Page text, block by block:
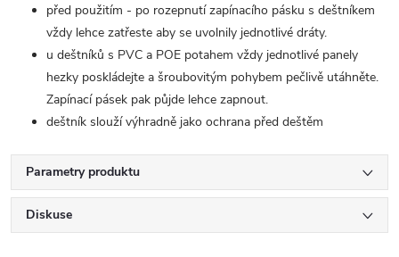
před použitím - po rozepnutí zapínacího pásku s deštníkem
vždy lehce zatřeste aby se uvolnily jednotlivé dráty.
u deštníků s PVC a POE potahem vždy jednotlivé panely
hezky poskládejte a šroubovitým pohybem pečlivě utáhněte.
Zapínací pásek pak půjde lehce zapnout.
deštník slouží výhradně jako ochrana před deštěm
Parametry produktu
Diskuse